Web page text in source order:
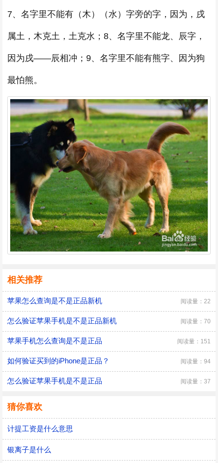
7、名字里不能有（木）（水）字旁的字，因为，戌
属土，木克土，土克水；8、名字里不能龙、辰字，
因为戌——辰相冲；9、名字里不能有熊字、因为狗
最怕熊。
相关推荐
苹果怎么查询是不是正品新机 阅读量：22
怎么验证苹果手机是不是正品新机 阅读量：70
苹果手机怎么查询是不是正品 阅读量：151
如何验证买到的iPhone是正品？ 阅读量：94
怎么验证苹果手机是不是正品 阅读量：37
猜你喜欢
计提工资是什么意思
银离子是什么